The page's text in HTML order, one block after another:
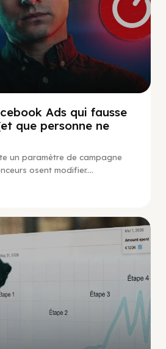
Ads qui fausse
que personne ne
un paramètre de campagne
osent modifier....